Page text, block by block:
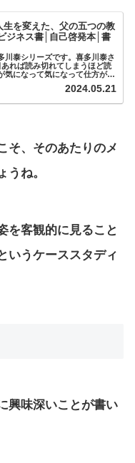
生を変えた、父の五つの教
ジネス書│自己啓発本│書
川泰シリーズです。喜多川泰さ
れば読み切れてしまうほど読
気になって気になって仕方がな
。そしてなんといっても人生の
2024.05.21
そ、そのあたりのメ
うね。
を客観的に見ること
いうケーススタディ
興味深いことが書い